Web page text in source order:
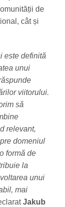
de
cât și
este definită
unui
viitorului.
să
relevant,
domeniul
formă de
la
unui
mai
Jakub